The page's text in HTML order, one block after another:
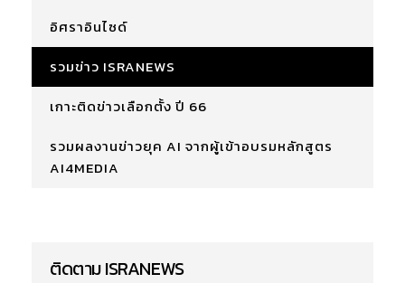
อิศราอินไซด์
รวมข่าว ISRANEWS
เกาะติดข่าวเลือกตั้ง ปี 66
รวมผลงานข่าวยุค AI จากผู้เข้าอบรมหลักสูตร
AI4MEDIA
ติดตาม ISRANEWS